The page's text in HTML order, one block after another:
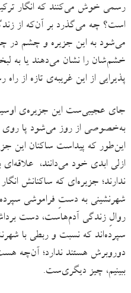
رسمی خوش می‌کنند که انگار
است؟ چه می‌گذرد بر آن‌که از
می‌شود به این جزیره و چشم در
خشم‌شان را نشان می‌دهند یا به
پذیرایی از این غریبه‌ی تازه از
جای عجیبی‌ست این جزیره‌ی
به‌خصوصی از روز می‌شود پا روی
این‌طور که پیداست ساکنان این
ازلی‌ ابدی خود می‌دانند،
ندارند؛ جزیره‌ای که ساکنانش
شهرنشینی به دستِ فراموشی
روالِ زندگی‌ آدم‌هاست، دست
سپرده‌اند که نسبت و ربطی با
دوروبرش هستند ندارد؛ آن‌چه
ببینیم، چیز دیگری‌ست.